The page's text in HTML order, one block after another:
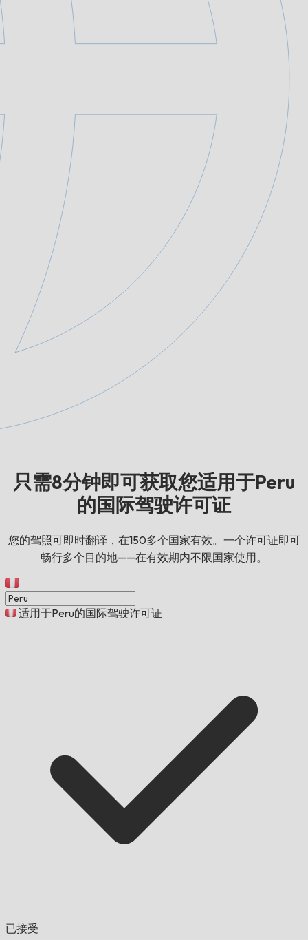
只需8分钟即可获取您适用于Peru
的国际驾驶许可证
您的驾照可即时翻译，在150多个国家有效。一个许可证即可
畅行多个目的地——在有效期内不限国家使用。
适用于Peru的国际驾驶许可证
已接受